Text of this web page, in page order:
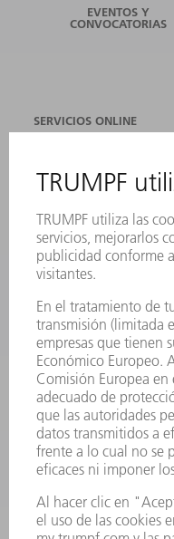
EVENTOS Y
CONVOCATORIAS
SERVICIOS ONLINE
EVENTOS Y
REGISTRO PARA EL
FICHAS TÉCNICAS DE
PRODUCTOS
MÁQUINAS Y SISTEMAS
LÁSER
ELECTRÓNICA DE
HERRAMIENTAS
FÁBRICA INTELIGENTE
SOFTWARE
SERVICIOS
APLICACIONES
SECTORES
EMPRESA
CARRERA PROFESIONAL
OFERTAS DE TRABAJO
PERFIL DE LA EMPRESA
INFORME ANUAL
PRINCIPIOS